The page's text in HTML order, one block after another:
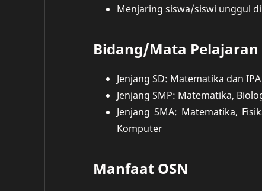
Menjaring siswa/siswi unggul
Bidang/Mata
Jenjang SD: Matematika dan
Jenjang SMP: Matematika,
Jenjang SMA: Matematika,
Komputer
Manfaat OSN